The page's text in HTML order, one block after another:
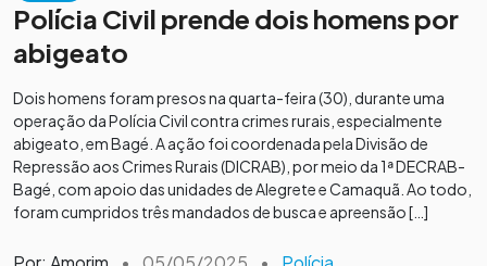
Polícia Civil prende dois homens por
abigeato
Dois homens foram presos na quarta-feira (30), durante uma
operação da Polícia Civil contra crimes rurais, especialmente
abigeato, em Bagé. A ação foi coordenada pela Divisão de
Repressão aos Crimes Rurais (DICRAB), por meio da 1ª DECRAB-
Bagé, com apoio das unidades de Alegrete e Camaquã. Ao todo,
foram cumpridos três mandados de busca e apreensão […]